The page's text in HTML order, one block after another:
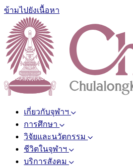
ข้ามไปยังเนื้อหา
เกี่ยวกับจุฬาฯ
การศึกษา
วิจัยและนวัตกรรม
ชีวิตในจุฬาฯ
บริการสังคม